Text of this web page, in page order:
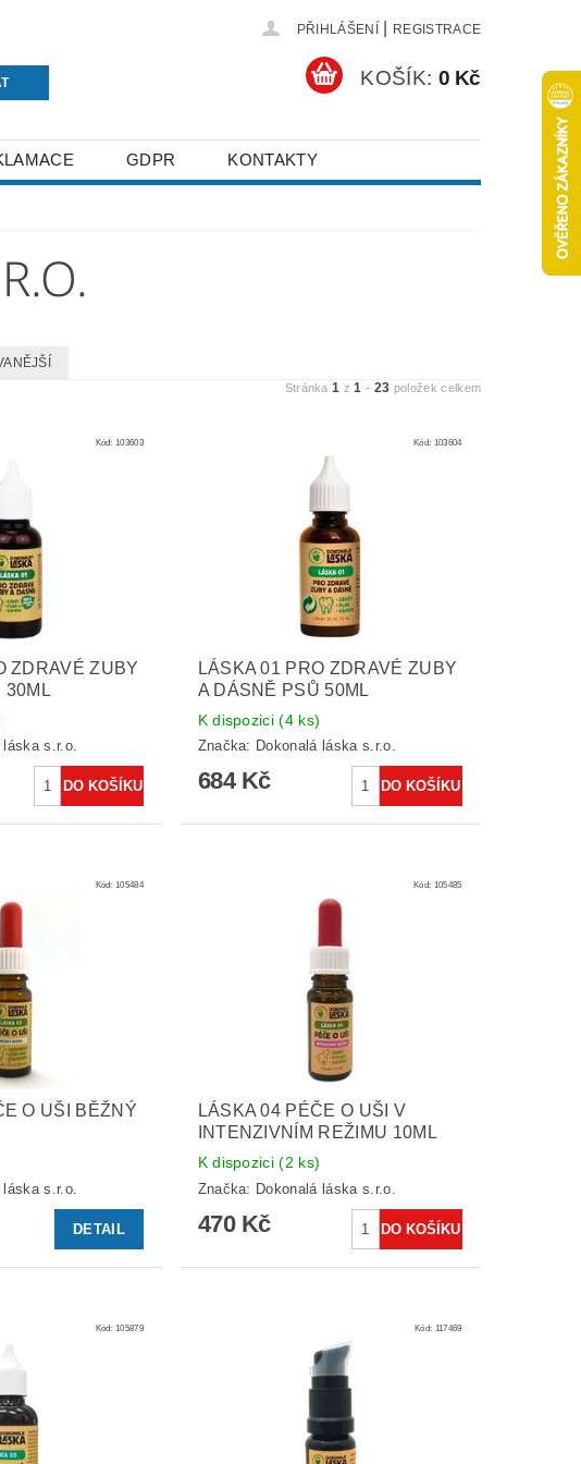
PŘIHLÁŠENÍ REGISTRACE
KOŠÍK: 0 Kč
GDPR KONTAKTY
Stránka1 z1 - 23 položek celkem
Kód:103603
ZDRAVÉ ZUBY
30ML
láska s.r.o.
Kód: 103604
LÁSKA 01 PRO ZDRAVÉ ZUBY
A DÁSNĚ PSŮ 50ML
K dispozici(4 ks)
Značka: Dokonalá láska s.r.o.
684 Kč
Kód:105484
O UŠI BĚŽNÝ
láska s.r.o.
DETAIL
Kód: 105485
LÁSKA 04 PÉČE O UŠI V
INTENZIVNÍM REŽIMU 10ML
K dispozici(2 ks)
Značka: Dokonalá láska s.r.o.
470 Kč
Kód:105879 Kód: 117469